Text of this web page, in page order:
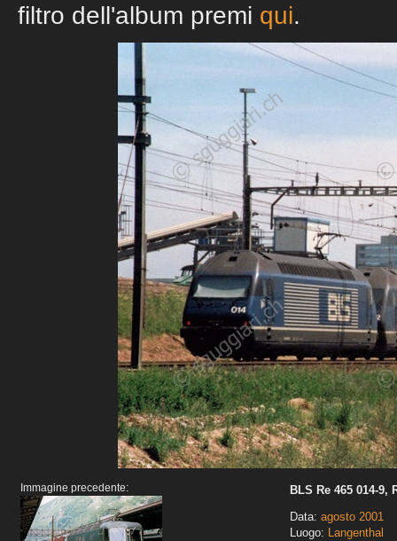
filtro dell'album premi qui.
Immagine precedente:
BLS Re 465 014-9,
Data: agosto 2001
Luogo: Langenthal